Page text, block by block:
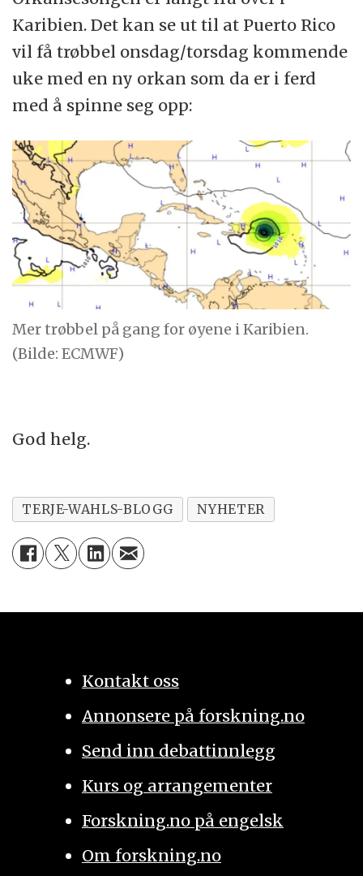
Karibien. Det kan se ut til at Puerto Rico
vil få trøbbel onsdag/torsdag kommende
uke med en ny orkan som da er i ferd
med å spinne seg opp:
Mer trøbbel på gang for øyene i Karibien.
(Bilde: ECMWF)
God helg.
TERJE-WAHLS-BLOGG NYHETER
Kontakt oss
Annonsere på forskning.no
Send inn debattinnlegg
Kurs og arrangementer
Forskning.no på engelsk
Om forskning.no